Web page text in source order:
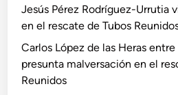
Jesús Pérez Rodríguez-Urrutia
en el rescate de Tubos
Carlos López de las Heras
presunta malversación en el
Reunidos